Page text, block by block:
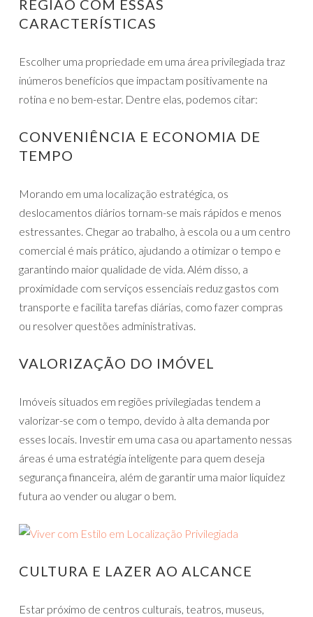
REGIÃO COM ESSAS
CARACTERÍSTICAS
Escolher uma propriedade em uma área privilegiada traz
inúmeros benefícios que impactam positivamente na
rotina e no bem-estar. Dentre elas, podemos citar:
CONVENIÊNCIA E ECONOMIA DE
TEMPO
Morando em uma localização estratégica, os
deslocamentos diários tornam-se mais rápidos e menos
estressantes. Chegar ao trabalho, à escola ou a um centro
comercial é mais prático, ajudando a otimizar o tempo e
garantindo maior qualidade de vida. Além disso, a
proximidade com serviços essenciais reduz gastos com
transporte e facilita tarefas diárias, como fazer compras
ou resolver questões administrativas.
VALORIZAÇÃO DO IMÓVEL
Imóveis situados em regiões privilegiadas tendem a
valorizar-se com o tempo, devido à alta demanda por
esses locais. Investir em uma casa ou apartamento nessas
áreas é uma estratégia inteligente para quem deseja
segurança financeira, além de garantir uma maior liquidez
futura ao vender ou alugar o bem.
CULTURA E LAZER AO ALCANCE
Estar próximo de centros culturais, teatros, museus,